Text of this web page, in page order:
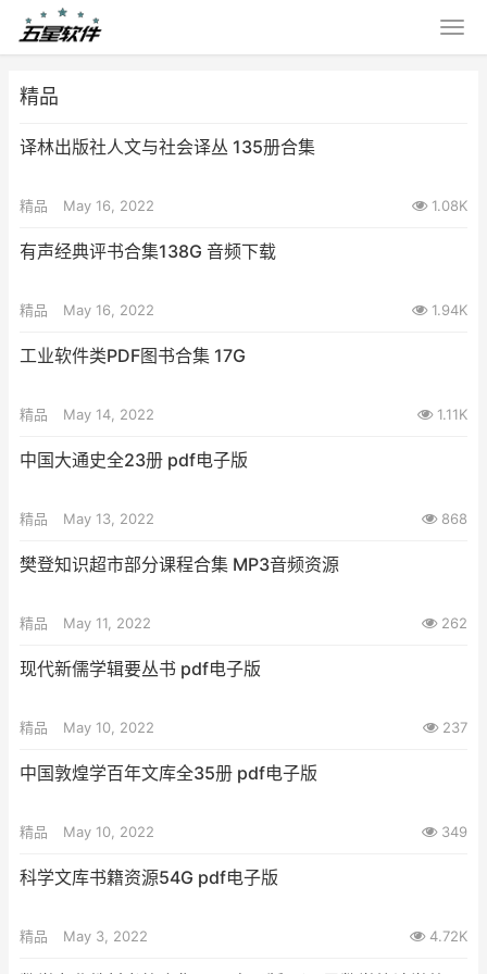
精品
译林出版社人文与社会译丛 135册合集
精品 May 16, 2022 1.08K
有声经典评书合集138G 音频下载
精品 May 16, 2022 1.94K
工业软件类PDF图书合集 17G
精品 May 14, 2022 1.11K
中国大通史全23册 pdf电子版
精品 May 13, 2022 868
樊登知识超市部分课程合集 MP3音频资源
精品 May 11, 2022 262
现代新儒学辑要丛书 pdf电子版
精品 May 10, 2022 237
中国敦煌学百年文库全35册 pdf电子版
精品 May 10, 2022 349
科学文库书籍资源54G pdf电子版
精品 May 3, 2022 4.72K